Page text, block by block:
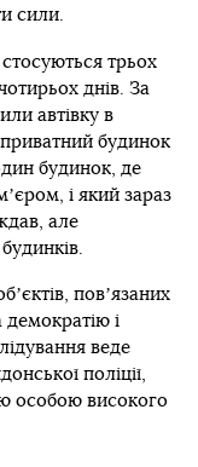
сили.
трьох
днів. За
автівку в
будинок
будинок, де
і який зараз
але
повʼязаних
і
веде
поліції,
особою високого